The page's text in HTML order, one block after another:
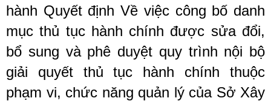
hành Quyết định Về việc công bố danh
mục thủ tục hành chính được sửa đổi,
bổ sung và phê duyệt quy trình nội bộ
giải quyết thủ tục hành chính thuộc
phạm vi, chức năng quản lý của Sở Xây